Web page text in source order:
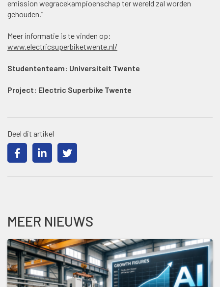
emission wegracekampioenschap ter wereld zal worden
gehouden.”
Meer informatie is te vinden op:
www.electricsuperbiketwente.nl/
Studententeam: Universiteit Twente
Project: Electric Superbike Twente
Deel dit artikel
MEER NIEUWS